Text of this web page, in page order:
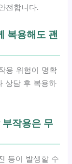
전합니다.
복용해도 괜
용 위험이 명확
상담 후 복용하
작용은 무
등이 발생할 수